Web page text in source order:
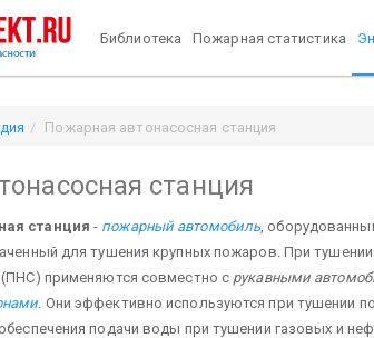
Библиотека Пожарная статистика
Пожарная автонасосная станция
станция
станция - пожарный автомобиль ,
для тушения крупных пожаров. При
применяются совместно с рукавными
. Они эффективно используются при тушении
подачи воды при тушении газовых и